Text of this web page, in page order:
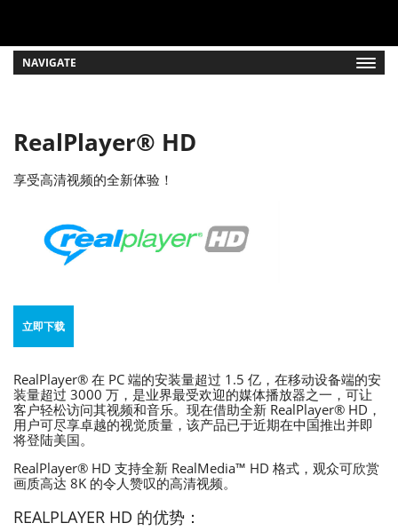
NAVIGATE
RealPlayer® HD
享受高清视频的全新体验！
立即下载
RealPlayer® 在 PC 端的安装量超过 1.5 亿，在移动设备端的安
装量超过 3000 万，是业界最受欢迎的媒体播放器之一，可让
客户轻松访问其视频和音乐。现在借助全新 RealPlayer® HD，
用户可尽享卓越的视觉质量，该产品已于近期在中国推出并即
将登陆美国。
RealPlayer® HD 支持全新 RealMedia™ HD 格式，观众可欣赏
画质高达 8K 的令人赞叹的高清视频。
REALPLAYER HD 的优势：